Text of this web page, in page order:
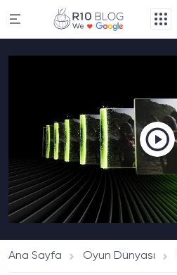
Ana Sayfa Oyun Dünyası